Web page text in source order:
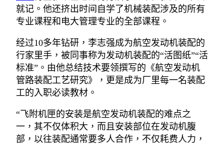
就记。他还挤出时间自学了机械装配涉及的所有
专业课程和电大管理专业的全部课程。
经过10多年钻研，李志强成为航空发动机装配的
行家里手，被同事称为发动机装配的“活图纸”“活
标准”。由他总结技术要领撰写的《航空发动机
管路装配工艺研究》，更是成为厂里每一名装配
工的入职必读教材。
“飞附机匣的安装是航空发动机装配的难点之
一，其不仅体积大，而且安装部位在发动机腹
部，以往装配通常要多人合作，不仅耗费人力，